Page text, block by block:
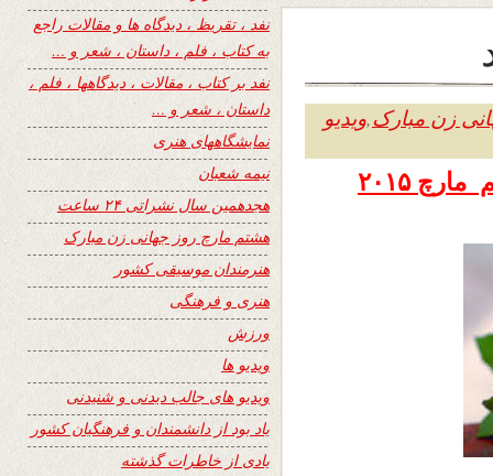
زن مبارک,ویدیو
تاریخ نشر یکشنبه ۱۷ حوت ۱۳۹۳ – هشتم مارچ ۲۰۱۵
نفد ، تقریظ ، دیدگاه ها و مقالات راجع
به کتاب ، فلم ، داستان ، شعر و …
نفد بر کتاب ، مقالات ، دیدگاهها ، فلم ،
داستان ، شعر و …
نمایشگاههای هنری
نیمه شعبان
هجدهمین سال نشراتی ۲۴ ساعت
هشتم مارچ روز جهانی زن مبارک
هنرمندان موسیقی کشور
هنری و فرهنگی
ورزش
ویدیو ها
ویدیو های جالب دیدنی و شنیدنی
یاد بود از دانشمندان و فرهنگیان کشور
یادی از خاطرات گذشته